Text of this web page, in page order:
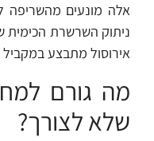
אלה מונעים
ניתוק השרשרת הכימית
אירוסול מתבצע במקביל
מה גורם
שלא לצורך?